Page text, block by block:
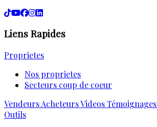
Liens Rapides
Proprietes
Nos proprietes
Secteurs coup de coeur
VendeursAcheteursVideosTémoignages
Outils